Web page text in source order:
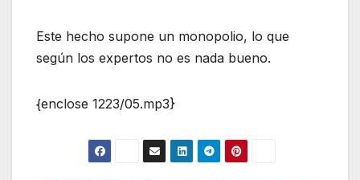
Este hecho supone un monopolio, lo que
según los expertos no es nada bueno.
{enclose 1223/05.mp3}